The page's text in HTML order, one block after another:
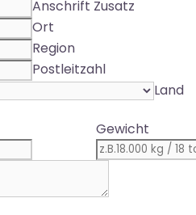
Anschrift Zusatz
Ort
Region
Postleitzahl
Land
Gewicht